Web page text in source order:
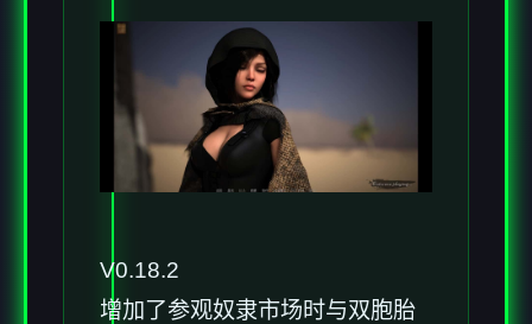
V0.18.2
增加了参观奴隶市场时与双胞胎